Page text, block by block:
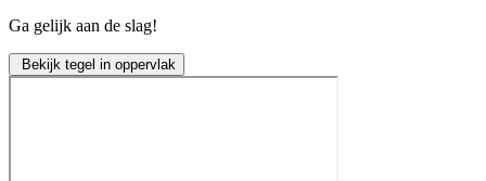
Ga gelijk aan de slag!
Bekijk tegel in oppervlak